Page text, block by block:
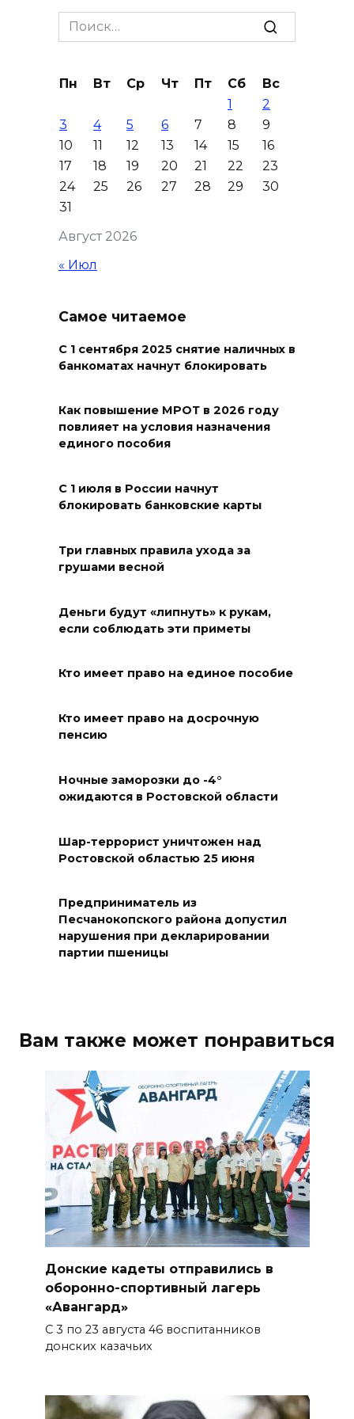
Шахбокс, падел и пилон: в
Ростовской области
Юрий Слюсарь поздравил
донских строителей с
профессиональным
праздником и вручил
кирпичей
06 августа 2026 18:29
06 августа 2026 18:27
Андрей Фатеев: Театр Чехова
в Таганроге откроет 200-й
06 августа 2026 18:27
Наблюдатели готовятся к
06 августа 2026 18:25
пострадавшим при атаке
БПЛА на Кубани
погибли дети из-за атаки
БПЛА на Кубани
06 августа 2026 16:57
«Лучший школьный педагог-
06 августа 2026 16:30
ВСЕ КАК ЕСТЬ. Политика
Зеленского: ложь, вранье и
провокация
06 августа 2026 16:25
Подготовка к школе
06 августа 2026 15:51
Донские спасатели провели
профилактические занятия
более чем для 11 тыс. детей
Search
for:
Август 2026
Пн Вт Ср Чт Пт Сб
Вс
1
2
3
4 5 6 7 8
9
10
11 12 13 14 15
16
17
18 19 20 21 22
23
24
25 26 27 28 29
30
31
« Июл
Самое читаемое
С 1 сентября 2025 снятие наличных в
банкоматах начнут блокировать
Как повышение МРОТ в 2026 году
повлияет на условия назначения
единого пособия
С 1 июля в России начнут
блокировать банковские карты
Три главных правила ухода за
грушами весной
Деньги будут «липнуть» к рукам,
если соблюдать эти приметы
Кто имеет право на единое пособие
Кто имеет право на досрочную
пенсию
Ночные заморозки до -4°
ожидаются в Ростовской области
Шар-террорист уничтожен над
Ростовской областью 25 июня
Предприниматель из
Песчанокопского района допустил
нарушения при декларировании
партии пшеницы
Вам также может понравиться
Донские кадеты отправились в
оборонно-спортивный лагерь
«Авангард»
С 3 по 23 августа 46 воспитанников
донских казачьих